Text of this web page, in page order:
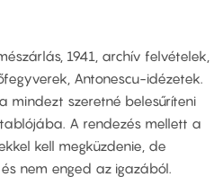
1941, archív felvételek,
Antonescu-idézetek.
mindezt szeretné belesűríteni
A rendezés mellett a
kell megküzdenie, de
nem enged az igazából.